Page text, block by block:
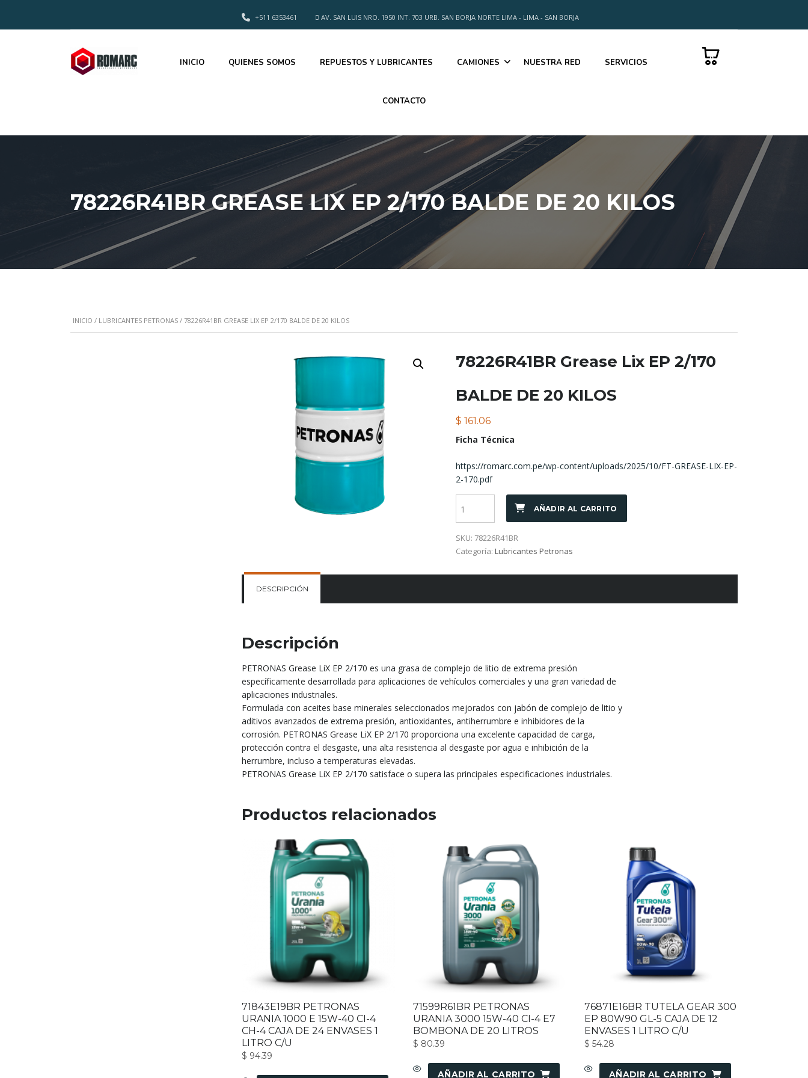
AV. SAN LUIS NRO. 1950 INT. 703 URB. SAN BORJA NORTE LIMA - LIMA - SAN BORJA
+511 6353461
0
INICIO QUIENES SOMOS REPUESTOS Y LUBRICANTES CAMIONES NUESTRA RED SERVICIOS
CONTACTO
78226R41BR GREASE LIX EP 2/170 BALDE DE 20 KILOS
INICIO / LUBRICANTES PETRONAS / 78226R41BR GREASE LIX EP 2/170 BALDE DE 20 KILOS
78226R41BR Grease Lix EP 2/170
BALDE DE 20 KILOS
$ 161.06
Ficha Técnica
https://romarc.com.pe/wp-content/uploads/2025/10/FT-GREASE-LIX-EP-
2-170.pdf
AÑADIR AL CARRITO
SKU: 78226R41BR
Categoría:Lubricantes Petronas
DESCRIPCIÓN
Descripción
PETRONAS Grease LiX EP 2/170 es una grasa de complejo de litio de extrema presión
específicamente desarrollada para aplicaciones de vehículos comerciales y una gran variedad de
aplicaciones industriales.
Formulada con aceites base minerales seleccionados mejorados con jabón de complejo de litio y
aditivos avanzados de extrema presión, antioxidantes, antiherrumbre e inhibidores de la
corrosión. PETRONAS Grease LiX EP 2/170 proporciona una excelente capacidad de carga,
protección contra el desgaste, una alta resistencia al desgaste por agua e inhibición de la
herrumbre, incluso a temperaturas elevadas.
PETRONAS Grease LiX EP 2/170 satisface o supera las principales especificaciones industriales.
Productos relacionados
71843E19BR PETRONAS
URANIA 1000 E 15W-40 CI-4
CH-4 CAJA DE 24 ENVASES 1
LITRO C/U
$ 94.39
71599R61BR PETRONAS
URANIA 3000 15W-40 CI-4 E7
BOMBONA DE 20 LITROS
$ 80.39
AÑADIR AL CARRITO
76871E16BR TUTELA GEAR 300
EP 80W90 GL-5 CAJA DE 12
ENVASES 1 LITRO C/U
$ 54.28
AÑADIR AL CARRITO